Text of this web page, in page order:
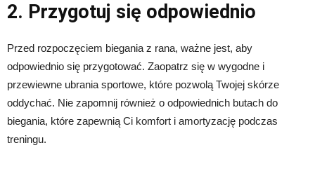
2. Przygotuj się odpowiednio
Przed rozpoczęciem biegania z rana, ważne jest, aby
odpowiednio się przygotować. Zaopatrz się w wygodne i
przewiewne ubrania sportowe, które pozwolą Twojej skórze
oddychać. Nie zapomnij również o odpowiednich butach do
biegania, które zapewnią Ci komfort i amortyzację podczas
treningu.